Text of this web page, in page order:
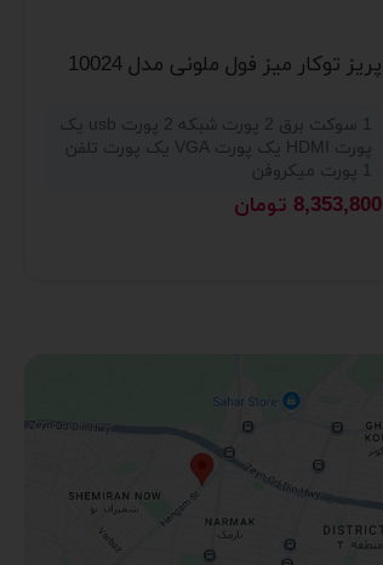
پریز توکار میز فول ملونی مدل 10024
1 سوکت برق 2 پورت شبکه 2 پورت usb یک
پورت HDMI یک پورت VGA یک پورت تلفن
1 پورت میکروفن
8,353,800 تومان